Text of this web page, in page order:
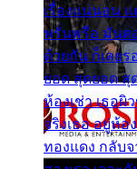
เรื่องแน่นอน
พรั่นพรือ มันตอ
ด้วยกัน ก็เลย
ยอด สุดยอด สุ
ห้องเช่า เธอผิ
จริงเธอ อยู่ห้อ
ทองแดง กลับ